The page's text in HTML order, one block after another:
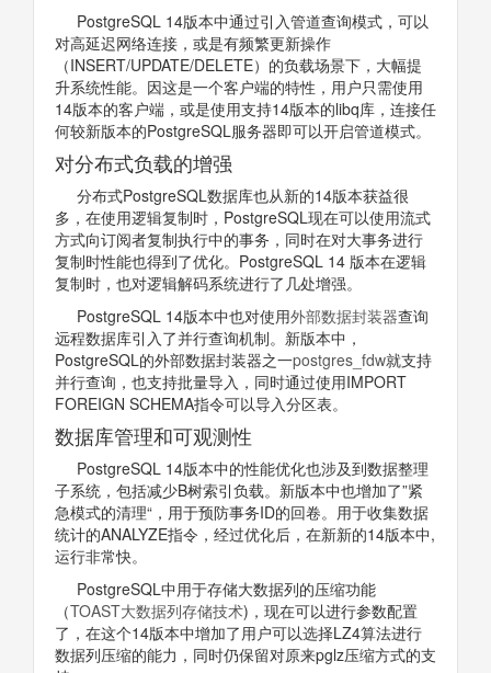
PostgreSQL 14版本中通过引入管道查询模式，可以
对高延迟网络连接，或是有频繁更新操作
（INSERT/UPDATE/DELETE）的负载场景下，大幅提
升系统性能。因这是一个客户端的特性，用户只需使用
14版本的客户端，或是使用支持14版本的libq库，连接任
何较新版本的PostgreSQL服务器即可以开启管道模式。
对分布式负载的增强
分布式PostgreSQL数据库也从新的14版本获益很
多，在使用逻辑复制时，PostgreSQL现在可以使用流式
方式向订阅者复制执行中的事务，同时在对大事务进行
复制时性能也得到了优化。PostgreSQL 14 版本在逻辑
复制时，也对逻辑解码系统进行了几处增强。
PostgreSQL 14版本中也对使用外部数据封装器查询
远程数据库引入了并行查询机制。新版本中，
PostgreSQL的外部数据封装器之一postgres_fdw就支持
并行查询，也支持批量导入，同时通过使用IMPORT
FOREIGN SCHEMA指令可以导入分区表。
数据库管理和可观测性
PostgreSQL 14版本中的性能优化也涉及到数据整理
子系统，包括减少B树索引负载。新版本中也增加了”紧
急模式的清理“，用于预防事务ID的回卷。用于收集数据
统计的ANALYZE指令，经过优化后，在新新的14版本中,
运行非常快。
PostgreSQL中用于存储大数据列的压缩功能
（TOAST大数据列存储技术)，现在可以进行参数配置
了，在这个14版本中增加了用户可以选择LZ4算法进行
数据列压缩的能力，同时仍保留对原来pglz压缩方式的支